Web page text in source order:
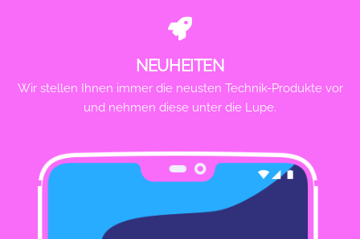
NEUHEITEN
Wir stellen Ihnen immer die neusten Technik-Produkte vor
und nehmen diese unter die Lupe.